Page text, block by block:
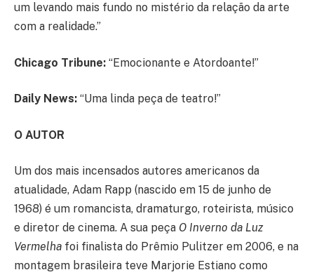
um levando mais fundo no mistério da relação da arte
com a realidade.”
Chicago Tribune: “Emocionante e Atordoante!”
Daily News: “Uma linda peça de teatro!”
O AUTOR
Um dos mais incensados autores americanos da
atualidade, Adam Rapp (nascido em 15 de junho de
1968) é um romancista, dramaturgo, roteirista, músico
e diretor de cinema. A sua peça O Inverno da Luz
Vermelha foi finalista do Prêmio Pulitzer em 2006, e na
montagem brasileira teve Marjorie Estiano como